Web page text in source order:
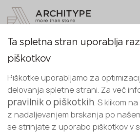
English
Slovenian
+48 22 602 20 22
Postanite partner
0941 Concrete
Puricelli
partner
Pošljite nam svoje
pokličite
+48 22 602
Hvala!
naši strokovnjaki vas
kontaktirali
Ta spletna stran uporablja
piškotkov
Piškotke uporabljamo za
delovanja spletne strani. Za več
pravilnik o piškotkih. S klikom
z nadaljevanjem brskanja po
se strinjate z uporabo piškotkov v